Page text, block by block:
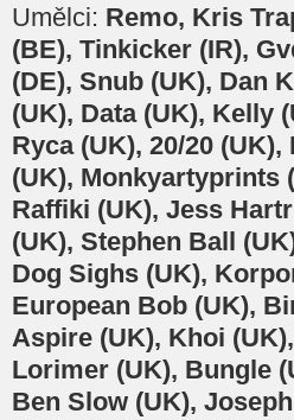
Umělci: Remo, Kris
(BE), Tinkicker (IR),
(DE), Snub (UK), Dan
(UK), Data (UK), Kelly
Ryca (UK), 20/20
(UK), Monkyartyprints
Raffiki (UK), Jess
(UK), Stephen Ball
Dog Sighs (UK),
European Bob (UK),
Aspire (UK), Khoi
Lorimer (UK), Bungle
Ben Slow (UK),